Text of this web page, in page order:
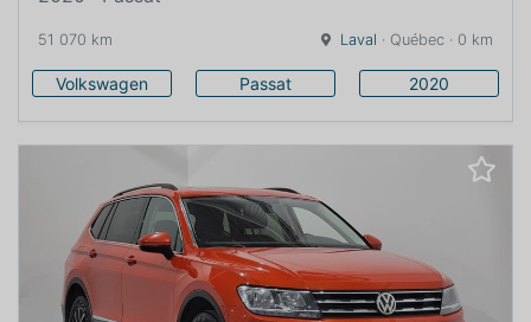
51 070 km Laval · Québec · 0 km
Volkswagen Passat 2020